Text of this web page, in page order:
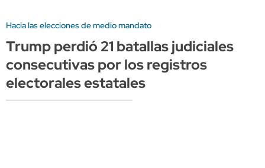
Hacia las elecciones de medio mandato
Trump perdió 21 batallas judiciales
consecutivas por los registros
electorales estatales